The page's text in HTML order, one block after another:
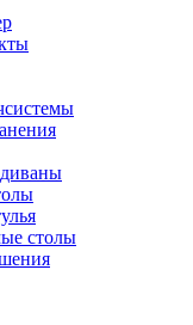
столы